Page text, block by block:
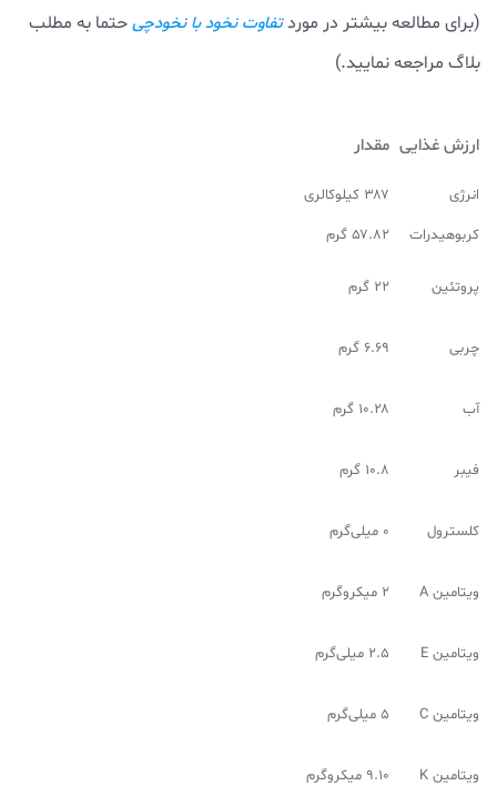
(برای مطالعه بیشتر در موردتفاوت نخود با نخودچیحتما به مطلب
بلاگ مراجعه نمایید.)
ارزش غذایی مقدار
انرژی
۳۸۷ کیلوکالری
کربوهیدرات
۵۷.۸۲ گرم
پروتئین ۲۲ گرم
چربی ۶.۶۹ گرم
آب ۱۰.۲۸ گرم
فیبر ۱۰.۸ گرم
کلسترول ۰ میلی‌گرم
ویتامین A ۲ میکروگرم
ویتامین E ۲.۵ میلی‌گرم
ویتامین C ۵ میلی‌گرم
ویتامین K ۹.۱۰ میکروگرم